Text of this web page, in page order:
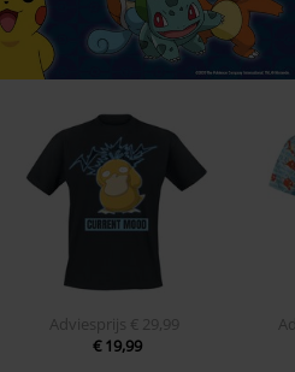
Adviesprijs
€ 29,99
€ 19,99